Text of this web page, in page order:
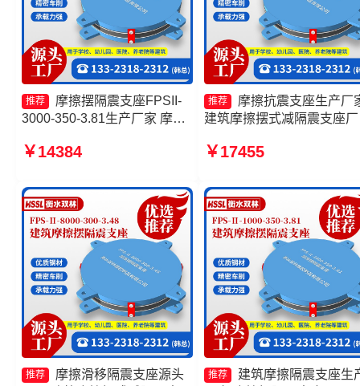
推荐
摩擦摆隔震支座FPSII-
3000-350-3.81生产厂家 摩擦
4.11 摩擦摆减隔震球形支座厂
10000-350-3.81
￥14384
推荐
摩擦抗震支座生产厂
建筑摩擦摆式减隔震支座
300-3.48生产厂家 摩擦摆
￥17455
推荐
摩擦滑移隔震支座源头
推荐
建筑摩擦隔震支座生